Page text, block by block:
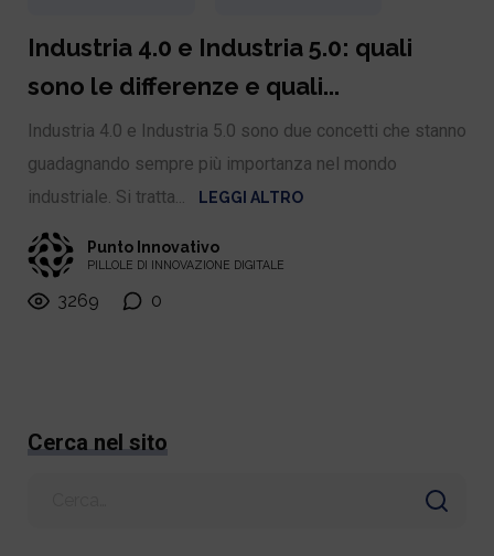
Industria 4.0 e Industria 5.0: quali
sono le differenze e quali...
Industria 4.0 e Industria 5.0 sono due concetti che stanno
guadagnando sempre più importanza nel mondo
industriale. Si tratta...
LEGGI ALTRO
Punto Innovativo
PILLOLE DI INNOVAZIONE DIGITALE
3269 0
Cerca nel sito